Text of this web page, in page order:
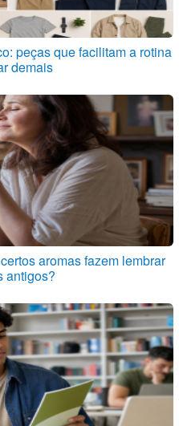
peças que facilitam a rotina
demais
aromas fazem lembrar
antigos?